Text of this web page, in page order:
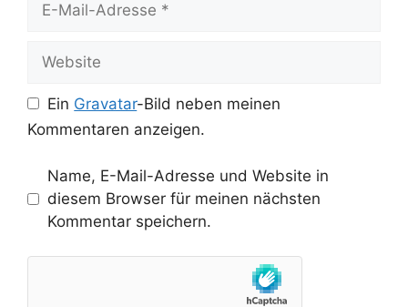
Website
Ein Gravatar-Bild neben meinen
Kommentaren anzeigen.
Name, E-Mail-Adresse und Website in
diesem Browser für meinen nächsten
Kommentar speichern.